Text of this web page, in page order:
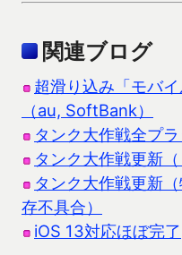
関連ブログ
超滑り込み「モバ
（au, SoftBank）
タンク大作戦全プ
タンク大作戦更新（
タンク大作戦更新
存不具合）
iOS 13対応ほぼ完了